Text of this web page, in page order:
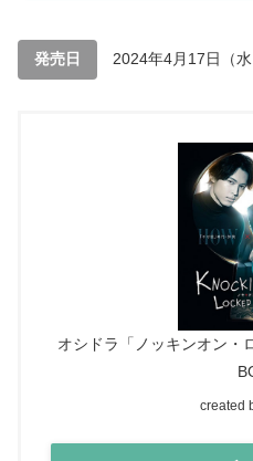
発売日 2024年4月17日（水
オシドラ「ノッキンオン・
created